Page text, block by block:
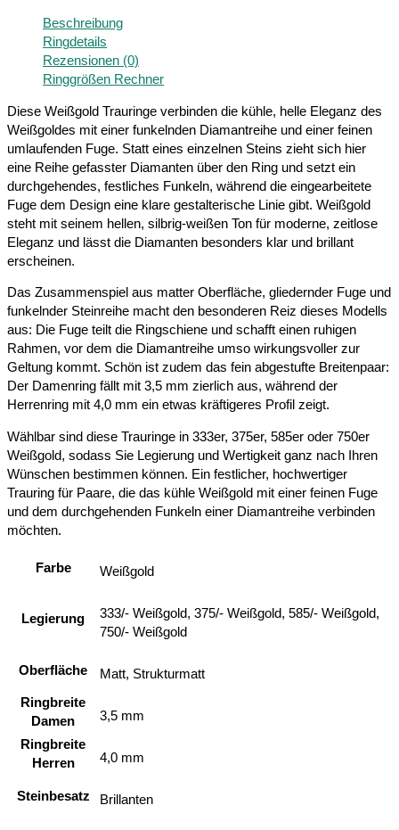
Beschreibung
Ringdetails
Rezensionen (0)
Ringgrößen Rechner
Diese Weißgold Trauringe verbinden die kühle, helle Eleganz des
Weißgoldes mit einer funkelnden Diamantreihe und einer feinen
umlaufenden Fuge. Statt eines einzelnen Steins zieht sich hier
eine Reihe gefasster Diamanten über den Ring und setzt ein
durchgehendes, festliches Funkeln, während die eingearbeitete
Fuge dem Design eine klare gestalterische Linie gibt. Weißgold
steht mit seinem hellen, silbrig-weißen Ton für moderne, zeitlose
Eleganz und lässt die Diamanten besonders klar und brillant
erscheinen.
Das Zusammenspiel aus matter Oberfläche, gliedernder Fuge und
funkelnder Steinreihe macht den besonderen Reiz dieses Modells
aus: Die Fuge teilt die Ringschiene und schafft einen ruhigen
Rahmen, vor dem die Diamantreihe umso wirkungsvoller zur
Geltung kommt. Schön ist zudem das fein abgestufte Breitenpaar:
Der Damenring fällt mit 3,5 mm zierlich aus, während der
Herrenring mit 4,0 mm ein etwas kräftigeres Profil zeigt.
Wählbar sind diese Trauringe in 333er, 375er, 585er oder 750er
Weißgold, sodass Sie Legierung und Wertigkeit ganz nach Ihren
Wünschen bestimmen können. Ein festlicher, hochwertiger
Trauring für Paare, die das kühle Weißgold mit einer feinen Fuge
und dem durchgehenden Funkeln einer Diamantreihe verbinden
möchten.
Farbe Weißgold
Legierung
333/- Weißgold, 375/- Weißgold, 585/- Weißgold,
750/- Weißgold
Oberfläche Matt, Strukturmatt
Ringbreite
Damen
3,5 mm
Ringbreite
Herren
4,0 mm
Steinbesatz Brillanten